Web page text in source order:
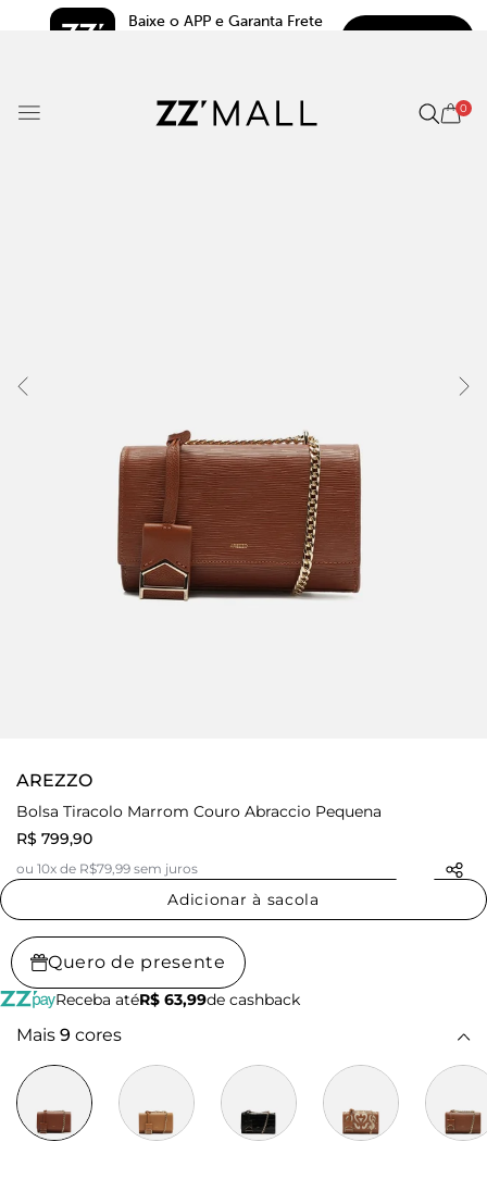
Baixe o APP e Garanta Frete
0
AREZZO
Bolsa Tiracolo Marrom Couro Abraccio Pequena
R$ 799,90
ou 10x de R$79,99 sem juros
Adicionar à sacola
Quero de presente
Receba atéR$ 63,99de cashback
Mais 9 cores